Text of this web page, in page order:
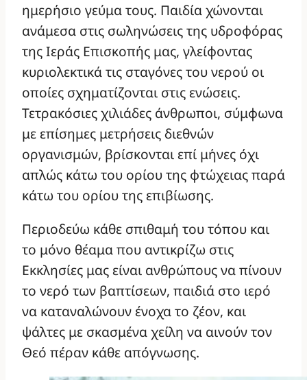
ημερήσιο γεύμα τους. Παιδία χώνονται
ανάμεσα στις σωληνώσεις της υδροφόρας
της Ιεράς Επισκοπής μας, γλείφοντας
κυριολεκτικά τις σταγόνες του νερού οι
οποίες σχηματίζονται στις ενώσεις.
Τετρακόσιες χιλιάδες άνθρωποι, σύμφωνα
με επίσημες μετρήσεις διεθνών
οργανισμών, βρίσκονται επί μήνες όχι
απλώς κάτω του ορίου της φτώχειας παρά
κάτω του ορίου της επιβίωσης.
Περιοδεύω κάθε σπιθαμή του τόπου και
το μόνο θέαμα που αντικρίζω στις
Εκκλησίες μας είναι ανθρώπους να πίνουν
το νερό των βαπτίσεων, παιδιά στο ιερό
να καταναλώνουν ένοχα το ζέον, και
ψάλτες με σκασμένα χείλη να αινούν τον
Θεό πέραν κάθε απόγνωσης.